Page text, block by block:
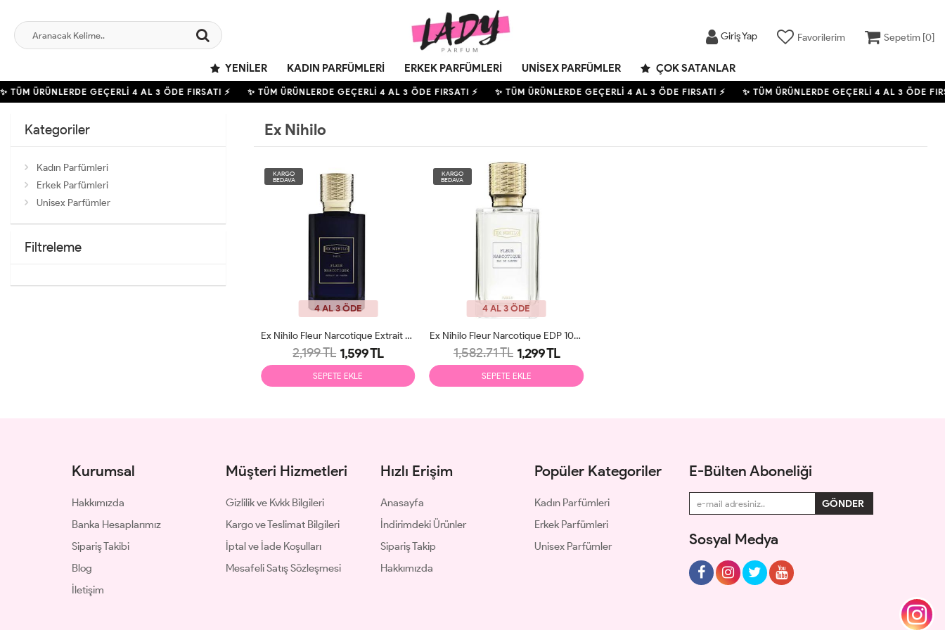
Giriş Yap Favorilerim Sepetim [0]
YENILER KADIN PARFÜMLERI ERKEK PARFÜMLERI UNISEX PARFÜMLER ÇOK SATANLAR
TÜM ÜRÜNLERDE GEÇERLİ 4AL 3 ÖDE FIRSATI ⚡ ✨ TÜM ÜRÜNLERDE GEÇERLİ 4AL 3 ÖDE FIRSATI ⚡ ✨ TÜM ÜRÜNLERDE GEÇERLİ 4AL 3 ÖDE FIRSATI ⚡ ✨ TÜM ÜRÜNLERDE GEÇERLİ 4AL 3 ÖDE
Kategoriler
Kadın Parfümleri
Erkek Parfümleri
Unisex Parfümler
Filtreleme
Ex Nihilo
KARGO
BEDAVA
4 AL 3 ÖDE
Ex Nihilo Fleur Narcotique Extrait De Parfum 100ml Unisex Parfüm Tester
2,199 TL 1,599 TL
SEPETE EKLE
KARGO
BEDAVA
4 AL 3 ÖDE
Ex Nihilo Fleur Narcotique EDP 100ml Unisex Parfüm Tester
1,582.71 TL 1,299 TL
SEPETE EKLE
Kurumsal
Hakkımızda
Banka Hesaplarımız
Sipariş Takibi
Blog
İletişim
Müşteri Hizmetleri
Gizlilik ve Kvkk Bilgileri
Kargo ve Teslimat Bilgileri
İptal ve İade Koşulları
Mesafeli Satış Sözleşmesi
Hızlı Erişim
Anasayfa
İndirimdeki Ürünler
Sipariş Takip
Hakkımızda
Popüler Kategoriler
Kadın Parfümleri
Erkek Parfümleri
Unisex Parfümler
E-Bülten Aboneliği
Sosyal Medya